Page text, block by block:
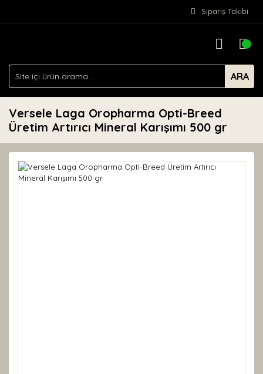
Sipariş Takibi
ARA
Versele Laga Oropharma Opti-Breed
Üretim Artırıcı Mineral Karışımı 500 gr